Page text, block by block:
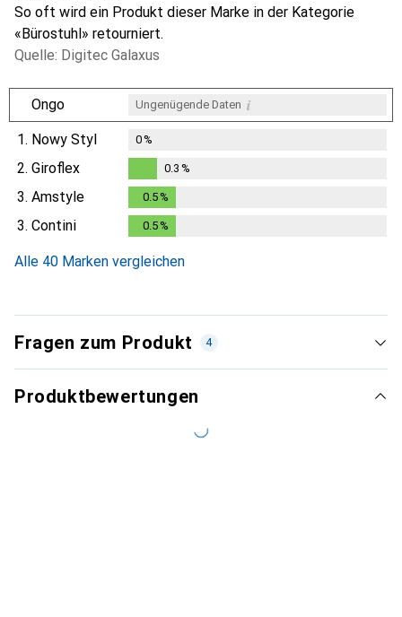
So oft wird ein Produkt dieser Marke in der Kategorie
«Bürostuhl» retourniert.
Quelle: Digitec Galaxus
Ongo Ungenügende Daten i
1. Nowy Styl 0%
2. Giroflex
0.3%
0.3 %
3. Amstyle 0.5%
3. Contini 0.5%
Alle 40 Marken vergleichen
Fragen zum Produkt 4
Produktbewertungen